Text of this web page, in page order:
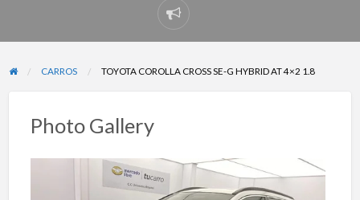
Reportar
problema
CARROS TOYOTA COROLLA CROSS SE-G HYBRID AT 4×2 1.8
Photo Gallery